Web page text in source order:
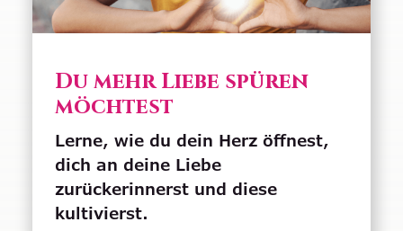
Du mehr Liebe spüren
möchtest
Lerne, wie du dein Herz öffnest,
dich an deine Liebe
zurückerinnerst und diese
kultivierst.